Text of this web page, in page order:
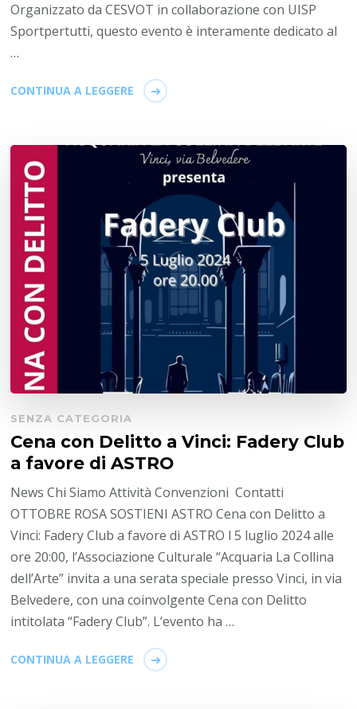
Organizzato da CESVOT in collaborazione con UISP
Sportpertutti, questo evento è interamente dedicato al
…
CONTINUA A LEGGERE
SENZA CATEGORIA
Cena con Delitto a Vinci: Fadery Club
a favore di ASTRO
News Chi Siamo Attività Convenzioni Contatti
OTTOBRE ROSA SOSTIENI ASTRO Cena con Delitto a
Vinci: Fadery Club a favore di ASTRO l 5 luglio 2024 alle
ore 20:00, l’Associazione Culturale “Acquaria La Collina
dell’Arte” invita a una serata speciale presso Vinci, in via
Belvedere, con una coinvolgente Cena con Delitto
intitolata “Fadery Club”. L’evento ha …
CONTINUA A LEGGERE